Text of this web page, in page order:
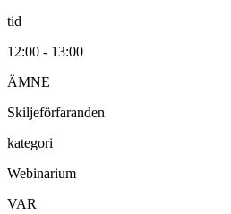
tid
12:00 - 13:00
ÄMNE
Skiljeförfaranden
kategori
Webinarium
VAR